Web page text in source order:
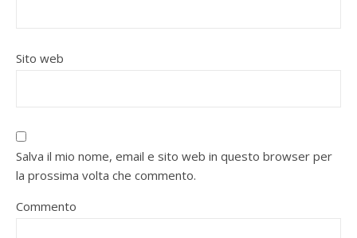
Sito web
Salva il mio nome, email e sito web in questo browser per
la prossima volta che commento.
Commento